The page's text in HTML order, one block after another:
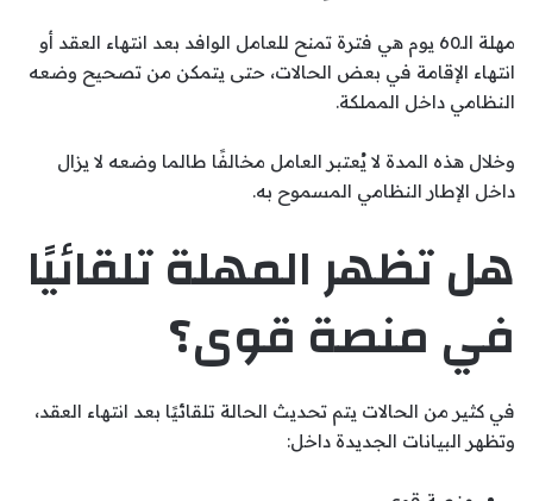
مهلة الـ60 يوم هي فترة تمنح للعامل الوافد بعد انتهاء العقد أو
انتهاء الإقامة في بعض الحالات، حتى يتمكن من تصحيح وضعه
النظامي داخل المملكة.
وخلال هذه المدة لا يُعتبر العامل مخالفًا طالما وضعه لا يزال
داخل الإطار النظامي المسموح به.
هل تظهر المهلة تلقائيًا
في منصة قوى؟
في كثير من الحالات يتم تحديث الحالة تلقائيًا بعد انتهاء العقد،
وتظهر البيانات الجديدة داخل: